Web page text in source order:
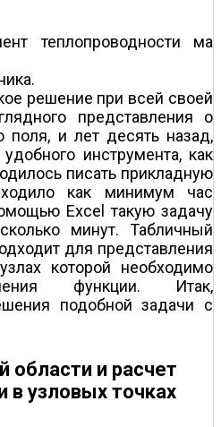
теплопроводности ма
решение при всей своей
представления о
поля, и лет десять назад,
инструмента, как
писать прикладную
как минимум час
Excel такую задачу
минут. Табличный
для представления
которой необходимо
функции. Итак,
подобной задачи с
области и расчет
в узловых точках